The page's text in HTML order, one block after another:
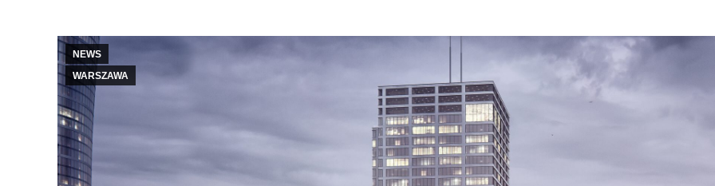
NEWS
WARSZAWA